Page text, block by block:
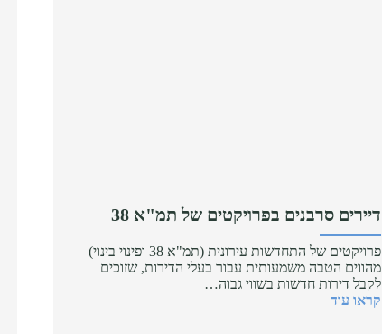
דיירים סרבנים בפרויקטים של תמ"א 38
פרויקטים של התחדשות עירונית (תמ"א 38 ופינוי בינוי)
מהווים הטבה משמעותית עבור בעלי הדירות, שזוכים
לקבל דירות חדשות בשווי גבוה…
קראו עוד